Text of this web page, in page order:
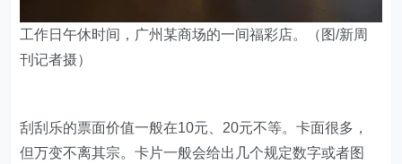
工作日午休时间，广州某商场的一间福彩店。（图/新周
刊记者摄）
刮刮乐的票面价值一般在10元、20元不等。卡面很多，
但万变不离其宗。卡片一般会给出几个规定数字或者图